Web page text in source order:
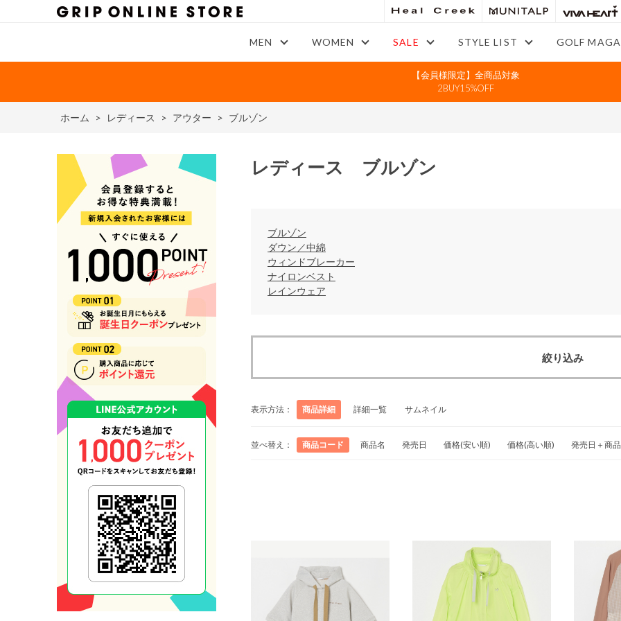
MEN WOMEN SALE STYLE LIST GOLF
【会員様限定】全商品対象
2BUY15%OFF
ホーム > レディース > アウター > ブルゾン
レディース ブルゾン
ブルゾン
ダウン／中綿
ウィンドブレーカー
ナイロンベスト
レインウェア
絞り込み
表示方法： 商品詳細 詳細一覧 サムネイル
並べ替え： 商品コード 商品名 発売日 価格(安い順) 価格(高い順) 発売日＋商